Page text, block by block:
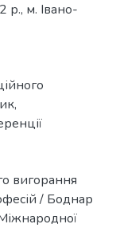
р., м. Івано-
,
вигорання
/ Боднар